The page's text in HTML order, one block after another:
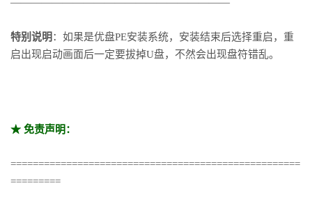
特别说明 ：如果是优盘PE安装系统，安装结束后选择重启，重
启出现启动画面后一定要拔掉U盘，不然会出现盘符错乱。
★ 免责声明：
====================================================
=========